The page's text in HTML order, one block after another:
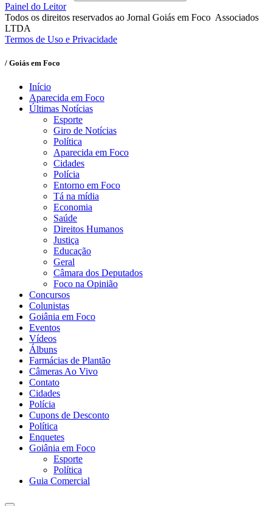
Painel do Leitor
Todos os direitos reservados ao Jornal Goiás em Foco Associados
LTDA
Termos de Uso e Privacidade
/ Goiás em Foco
Início
Aparecida em Foco
Últimas Notícias
Esporte
Giro de Notícias
Política
Aparecida em Foco
Cidades
Polícia
Entorno em Foco
Tá na mídia
Economia
Saúde
Direitos Humanos
Justiça
Educação
Geral
Câmara dos Deputados
Foco na Opinião
Concursos
Colunistas
Goiânia em Foco
Eventos
Vídeos
Álbuns
Farmácias de Plantão
Câmeras Ao Vivo
Contato
Cidades
Polícia
Cupons de Desconto
Política
Enquetes
Goiânia em Foco
Esporte
Política
Guia Comercial